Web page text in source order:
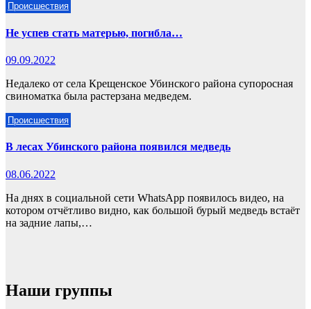
Происшествия
Не успев стать матерью, погибла…
09.09.2022
Недалеко от села Крещенское Убинского района супоросная
свиноматка была растерзана медведем.
Происшествия
В лесах Убинского района появился медведь
08.06.2022
На днях в социальной сети WhatsApp появилось видео, на
котором отчётливо видно, как большой бурый медведь встаёт
на задние лапы,…
Наши группы